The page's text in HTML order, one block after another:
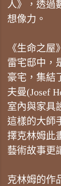
人》，透過
想像力。
《生命之
雷宅邸中，
豪宅，集結
夫曼(Josef
室內與家具
這樣的大師
擇克林姆此
藝術故事更
克林姆的作